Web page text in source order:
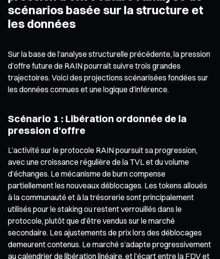
scénarios basée sur la structure et
les données
Sur la base de l’analyse structurelle précédente, la pression
d’offre future de RAIN pourrait suivre trois grandes
trajectoires. Voici des projections scénarisées fondées sur
les données connues et une logique d’inférence.
Scénario 1 : Libération ordonnée de la
pression d’offre
L’activité sur le protocole RAIN poursuit sa progression,
avec une croissance régulière de la TVL et du volume
d’échanges. Le mécanisme de burn compense
partiellement les nouveaux déblocages. Les tokens alloués
à la communauté et à la trésorerie sont principalement
utilisés pour le staking ou restent verrouillés dans le
protocole, plutôt que d’être vendus sur le marché
secondaire. Les ajustements de prix lors des déblocages
demeurent contenus. Le marché s’adapte progressivement
au calendrier de libération linéaire, et l’écart entre la FDV et